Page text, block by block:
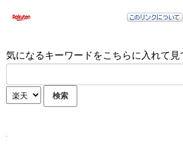
気になるキーワードをこちらに入れて